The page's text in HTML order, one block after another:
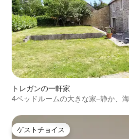
トレガンの一軒家
4ベッドルームの大きな家–静か、
ゲストチョイス
ゲストチョイス